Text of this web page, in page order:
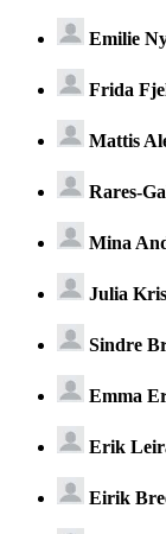
Emilie
Frida
Mattis
Rares-
Mina
Julia
Sindre
Emma
Erik
Eirik